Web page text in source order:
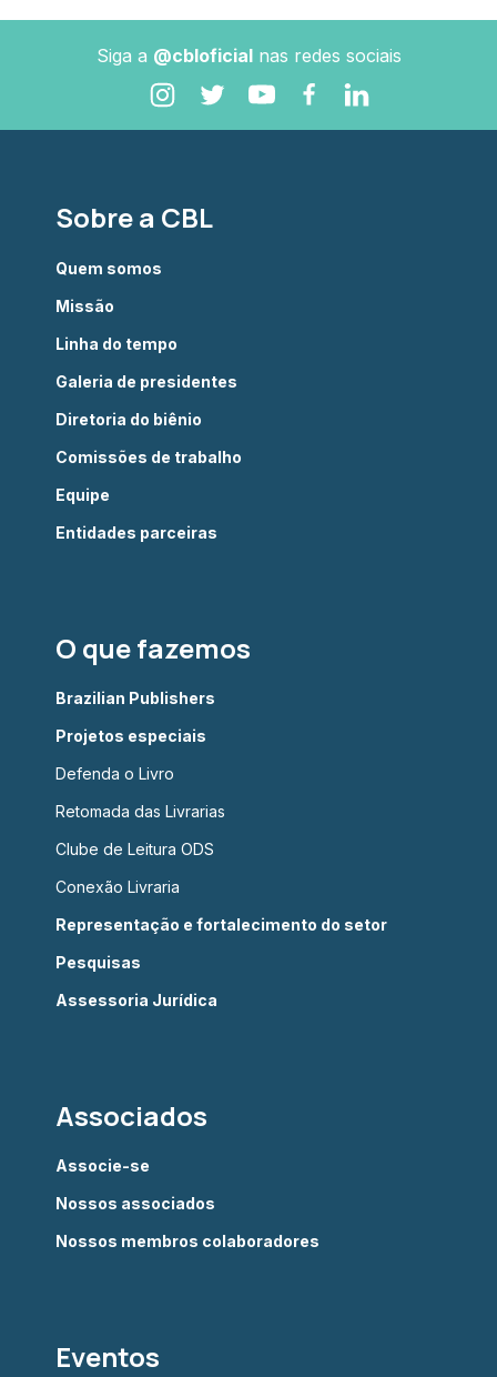
Siga a @cbloficialnas redes sociais
Sobre a CBL
Quem somos
Missão
Linha do tempo
Galeria de presidentes
Diretoria do biênio
Comissões de trabalho
Equipe
Entidades parceiras
O que fazemos
Brazilian Publishers
Projetos especiais
Defenda o Livro
Retomada das Livrarias
Clube de Leitura ODS
Conexão Livraria
Representação e fortalecimento do setor
Pesquisas
Assessoria Jurídica
Associados
Associe-se
Nossos associados
Nossos membros colaboradores
Eventos